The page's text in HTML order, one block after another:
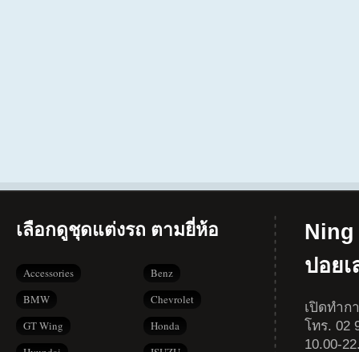
เลือกดูชุดแต่งรถ ตามยี่ห้อ
Accessories
Benz
BMW
Chevrolet
GT Wing
Honda
Ning
ปอย
เปิดทำก
โทร. 02
10.00-